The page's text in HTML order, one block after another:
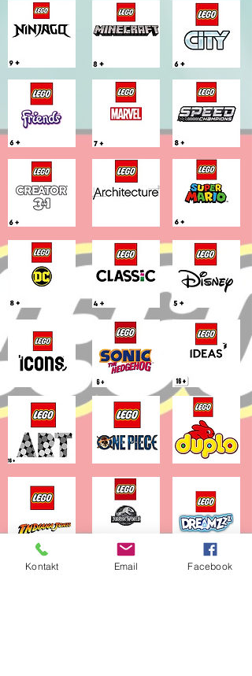
Kontakt Email Facebook